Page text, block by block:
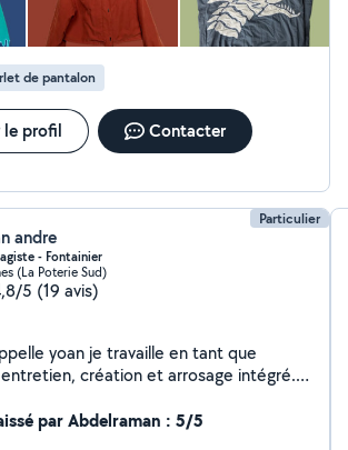
me contacter pour discuter de vos
ravie de vous apporter mon expertise
des solutions personnalisées.
ourlets de pantalons,
pantalons, raccourcissement
directement
de pantalon
le profil Contacter
Particulier
andre
- Fontainier
(La Poterie Sud)
5 (19 avis)
yoan je travaille en tant que
création et arrosage intégré.
par Abdelraman : 5/5